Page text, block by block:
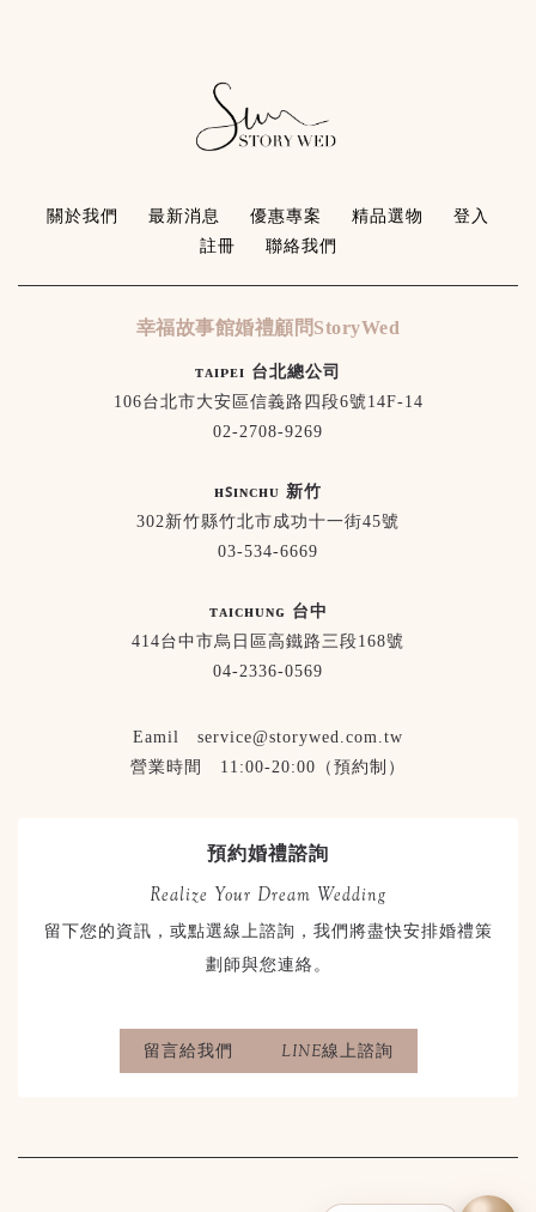
關於我們 最新消息 優惠專案 精品選物
登入
註冊
聯絡我們
幸福故事館婚禮顧問StoryWed
ᴛᴀɪᴘᴇɪ 台北總公司
106台北市大安區信義路四段6號14F-14
02-2708-9269
ʜꜱɪɴᴄʜᴜ 新竹
302新竹縣竹北市成功十一街45號
03-534-6669
ᴛᴀɪᴄʜᴜɴɢ 台中
414台中市烏日區高鐵路三段168號
04-2336-0569
Eamil service@storywed.com.tw
營業時間 11:00-20:00（預約制）
預約婚禮諮詢
Realize Your Dream Wedding
留下您的資訊，或點選線上諮詢，我們將盡快安排婚禮策
劃師與您連絡。
留言給我們 LINE線上諮詢